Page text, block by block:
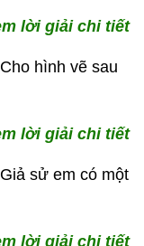
lời giải chi tiết
Cho hình vẽ sau
lời giải chi tiết
Giả sử em có một
lời giải chi tiết